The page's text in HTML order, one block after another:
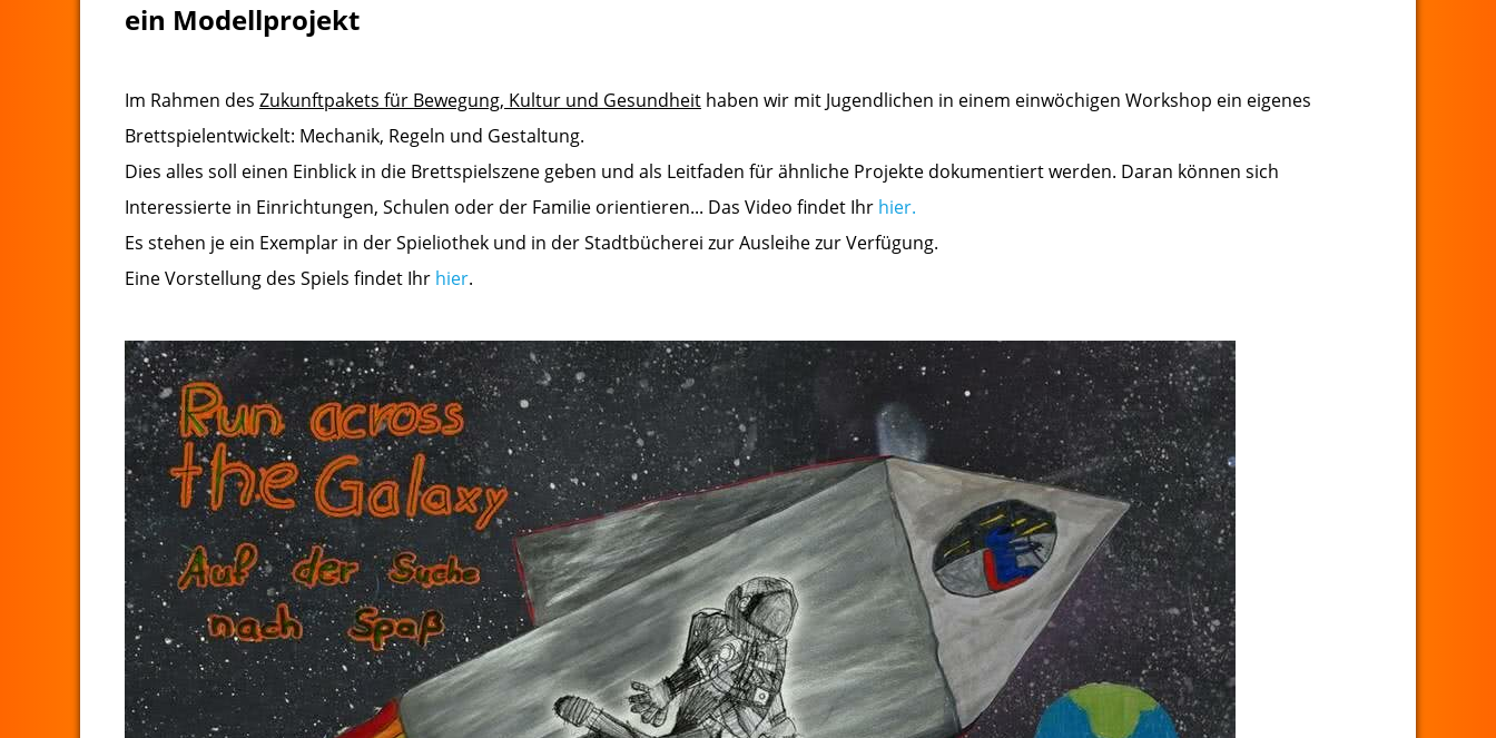
ein Modellprojekt
Im Rahmen des Zukunftpakets für Bewegung, Kultur und Gesundheit haben wir mit Jugendlichen in einem einwöchigen Workshop ein eigenes
Brettspielentwickelt: Mechanik, Regeln und Gestaltung.
Dies alles soll einen Einblick in die Brettspielszene geben und als Leitfaden für ähnliche Projekte dokumentiert werden. Daran können sich
Interessierte in Einrichtungen, Schulen oder der Familie orientieren... Das Video findet Ihr hier.
Es stehen je ein Exemplar in der Spieliothek und in der Stadtbücherei zur Ausleihe zur Verfügung.
Eine Vorstellung des Spiels findet Ihr hier.